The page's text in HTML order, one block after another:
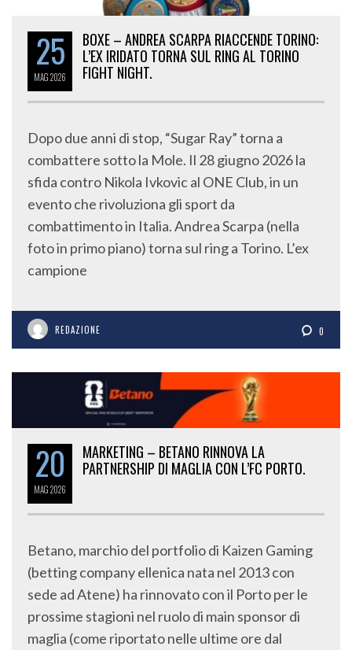
25
MAG2026
BOXE – ANDREA SCARPA RIACCENDE TORINO:
L’EX IRIDATO TORNA SUL RING AL TORINO
FIGHT NIGHT.
Dopo due anni di stop, “Sugar Ray” torna a
combattere sotto la Mole. Il 28 giugno 2026 la
sfida contro Nikola Ivkovic al ONE Club, in un
evento che rivoluziona gli sport da
combattimento in Italia. Andrea Scarpa (nella
foto in primo piano) torna sul ring a Torino. L’ex
campione
REDAZIONE 0
20
MAG2026
MARKETING – BETANO RINNOVA LA
PARTNERSHIP DI MAGLIA CON L’FC PORTO.
Betano, marchio del portfolio di Kaizen Gaming
(betting company ellenica nata nel 2013 con
sede ad Atene) ha rinnovato con il Porto per le
prossime stagioni nel ruolo di main sponsor di
maglia (come riportato nelle ultime ore dal